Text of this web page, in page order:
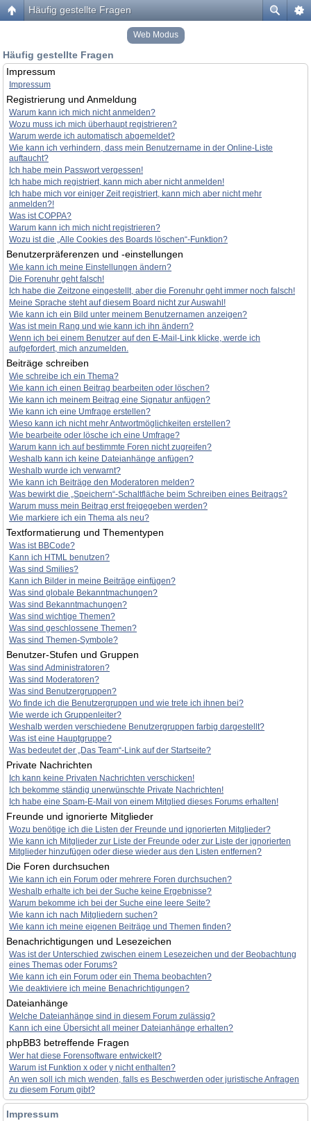
Häufig gestellte Fragen
Web Modus
Häufig gestellte Fragen
Impressum
Impressum
Registrierung und Anmeldung
Warum kann ich mich nicht anmelden?
Wozu muss ich mich überhaupt registrieren?
Warum werde ich automatisch abgemeldet?
Wie kann ich verhindern, dass mein Benutzername in der Online-Liste
auftaucht?
Ich habe mein Passwort vergessen!
Ich habe mich registriert, kann mich aber nicht anmelden!
Ich habe mich vor einiger Zeit registriert, kann mich aber nicht mehr
anmelden?!
Was ist COPPA?
Warum kann ich mich nicht registrieren?
Wozu ist die „Alle Cookies des Boards löschen“-Funktion?
Benutzerpräferenzen und -einstellungen
Wie kann ich meine Einstellungen ändern?
Die Forenuhr geht falsch!
Ich habe die Zeitzone eingestellt, aber die Forenuhr geht immer noch falsch!
Meine Sprache steht auf diesem Board nicht zur Auswahl!
Wie kann ich ein Bild unter meinem Benutzernamen anzeigen?
Was ist mein Rang und wie kann ich ihn ändern?
Wenn ich bei einem Benutzer auf den E-Mail-Link klicke, werde ich
aufgefordert, mich anzumelden.
Beiträge schreiben
Wie schreibe ich ein Thema?
Wie kann ich einen Beitrag bearbeiten oder löschen?
Wie kann ich meinem Beitrag eine Signatur anfügen?
Wie kann ich eine Umfrage erstellen?
Wieso kann ich nicht mehr Antwortmöglichkeiten erstellen?
Wie bearbeite oder lösche ich eine Umfrage?
Warum kann ich auf bestimmte Foren nicht zugreifen?
Weshalb kann ich keine Dateianhänge anfügen?
Weshalb wurde ich verwarnt?
Wie kann ich Beiträge den Moderatoren melden?
Was bewirkt die „Speichern“-Schaltfläche beim Schreiben eines Beitrags?
Warum muss mein Beitrag erst freigegeben werden?
Wie markiere ich ein Thema als neu?
Textformatierung und Thementypen
Was ist BBCode?
Kann ich HTML benutzen?
Was sind Smilies?
Kann ich Bilder in meine Beiträge einfügen?
Was sind globale Bekanntmachungen?
Was sind Bekanntmachungen?
Was sind wichtige Themen?
Was sind geschlossene Themen?
Was sind Themen-Symbole?
Benutzer-Stufen und Gruppen
Was sind Administratoren?
Was sind Moderatoren?
Was sind Benutzergruppen?
Wo finde ich die Benutzergruppen und wie trete ich ihnen bei?
Wie werde ich Gruppenleiter?
Weshalb werden verschiedene Benutzergruppen farbig dargestellt?
Was ist eine Hauptgruppe?
Was bedeutet der „Das Team“-Link auf der Startseite?
Private Nachrichten
Ich kann keine Privaten Nachrichten verschicken!
Ich bekomme ständig unerwünschte Private Nachrichten!
Ich habe eine Spam-E-Mail von einem Mitglied dieses Forums erhalten!
Freunde und ignorierte Mitglieder
Wozu benötige ich die Listen der Freunde und ignorierten Mitglieder?
Wie kann ich Mitglieder zur Liste der Freunde oder zur Liste der ignorierten
Mitglieder hinzufügen oder diese wieder aus den Listen entfernen?
Die Foren durchsuchen
Wie kann ich ein Forum oder mehrere Foren durchsuchen?
Weshalb erhalte ich bei der Suche keine Ergebnisse?
Warum bekomme ich bei der Suche eine leere Seite?
Wie kann ich nach Mitgliedern suchen?
Wie kann ich meine eigenen Beiträge und Themen finden?
Benachrichtigungen und Lesezeichen
Was ist der Unterschied zwischen einem Lesezeichen und der Beobachtung
eines Themas oder Forums?
Wie kann ich ein Forum oder ein Thema beobachten?
Wie deaktiviere ich meine Benachrichtigungen?
Dateianhänge
Welche Dateianhänge sind in diesem Forum zulässig?
Kann ich eine Übersicht all meiner Dateianhänge erhalten?
phpBB3 betreffende Fragen
Wer hat diese Forensoftware entwickelt?
Warum ist Funktion x oder y nicht enthalten?
An wen soll ich mich wenden, falls es Beschwerden oder juristische Anfragen
zu diesem Forum gibt?
Impressum